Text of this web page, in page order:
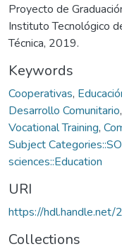
Proyecto de
Instituto Tecnológico
Técnica, 2019.
Keywords
Cooperativas,
Desarrollo Comunitario,
Vocational Training,
Subject
sciences::Education
URI
https://
Collections